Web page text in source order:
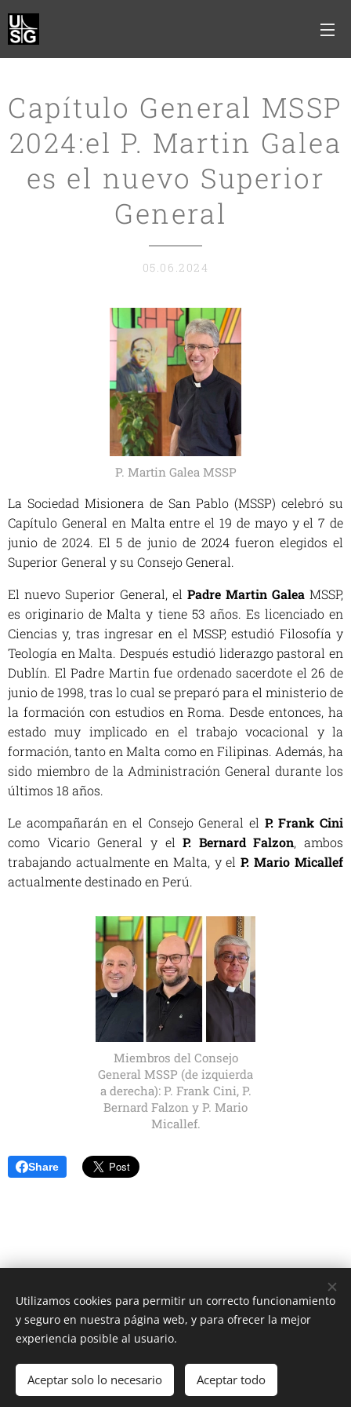
Capítulo General MSSP
2024:el P. Martin Galea
es el nuevo Superior
General
05.06.2024
P. Martin Galea MSSP
La Sociedad Misionera de San Pablo (MSSP) celebró su
Capítulo General en Malta entre el 19 de mayo y el 7 de
junio de 2024. El 5 de junio de 2024 fueron elegidos el
Superior General y su Consejo General.
El nuevo Superior General, el Padre Martin Galea MSSP,
es originario de Malta y tiene 53 años. Es licenciado en
Ciencias y, tras ingresar en el MSSP, estudió Filosofía y
Teología en Malta. Después estudió liderazgo pastoral en
Dublín. El Padre Martin fue ordenado sacerdote el 26 de
junio de 1998, tras lo cual se preparó para el ministerio de
la formación con estudios en Roma. Desde entonces, ha
estado muy implicado en el trabajo vocacional y la
formación, tanto en Malta como en Filipinas. Además, ha
sido miembro de la Administración General durante los
últimos 18 años.
Le acompañarán en el Consejo General el P. Frank Cini
como Vicario General y elP. Bernard Falzon, ambos
trabajando actualmente en Malta, y elP. Mario Micallef
actualmente destinado en Perú.
Miembros del Consejo
General MSSP (de izquierda
a derecha): P. Frank Cini, P.
Bernard Falzon y P. Mario
Micallef.
Share
Unione Superiori Generali - Via dei Penitenzieri 19 -00193 ROMA
Cookies
Idiomas
Italiano
English Français Español
Utilizamos cookies para permitir un correcto funcionamiento
y seguro en nuestra página web, y para ofrecer la mejor
experiencia posible al usuario.
Aceptar solo lo necesario Aceptar todo